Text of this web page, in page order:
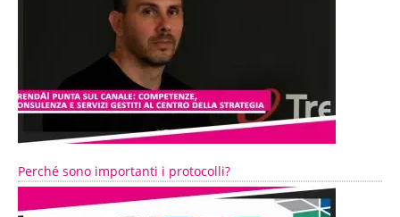
Perché sono importanti i protocolli?